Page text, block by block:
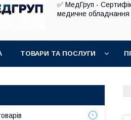
✅ МедГруп -
медичне обладнання
ТОВАРИ ТА ПОСЛУГИ